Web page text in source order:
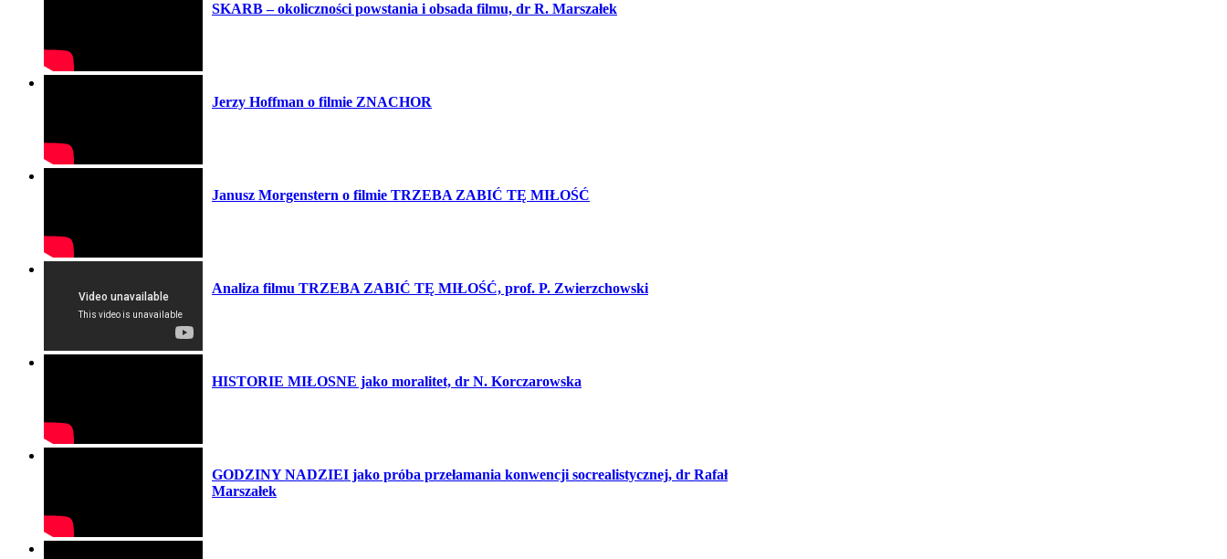
SKARB – okoliczności powstania i obsada filmu, dr R. Marszałek
Jerzy Hoffman o filmie ZNACHOR
Janusz Morgenstern o filmie TRZEBA ZABIĆ TĘ MIŁOŚĆ
Analiza filmu TRZEBA ZABIĆ TĘ MIŁOŚĆ, prof. P. Zwierzchowski
HISTORIE MIŁOSNE jako moralitet, dr N. Korczarowska
GODZINY NADZIEI jako próba przełamania konwencji socrealistycznej, dr Rafał
Marszałek